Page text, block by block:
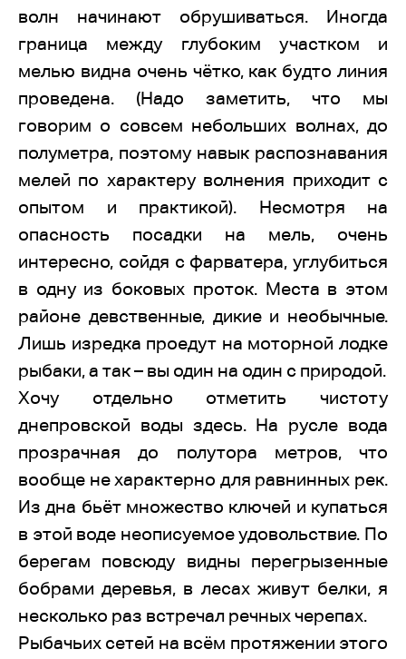
волн начинают обрушиваться. Иногда
граница между глубоким участком и
мелью видна очень чётко, как будто линия
проведена. (Надо заметить, что мы
говорим о совсем небольших волнах, до
полуметра, поэтому навык распознавания
мелей по характеру волнения приходит с
опытом и практикой). Несмотря на
опасность посадки на мель, очень
интересно, сойдя с фарватера, углубиться
в одну из боковых проток. Места в этом
районе девственные, дикие и необычные.
Лишь изредка проедут на моторной лодке
рыбаки, а так – вы один на один с природой.
Хочу отдельно отметить чистоту
днепровской воды здесь. На русле вода
прозрачная до полутора метров, что
вообще не характерно для равнинных рек.
Из дна бьёт множество ключей и купаться
в этой воде неописуемое удовольствие. По
берегам повсюду видны перегрызенные
бобрами деревья, в лесах живут белки, я
несколько раз встречал речных черепах.
Рыбачьих сетей на всём протяжении этого